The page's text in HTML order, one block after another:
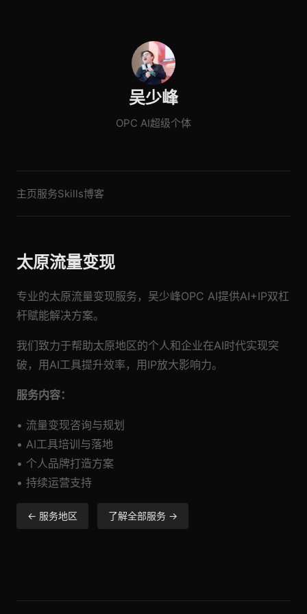
吴少峰
OPC AI超级个体
主页服务Skills博客
太原流量变现
专业的太原流量变现服务，吴少峰OPC AI提供AI+IP双杠
杆赋能解决方案。
我们致力于帮助太原地区的个人和企业在AI时代实现突
破，用AI工具提升效率，用IP放大影响力。
服务内容：
• 流量变现咨询与规划
• AI工具培训与落地
• 个人品牌打造方案
• 持续运营支持
← 服务地区 了解全部服务 →